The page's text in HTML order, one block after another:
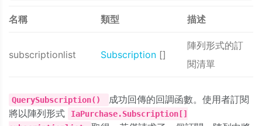
名稱 類型 描述
subscriptionlist Subscription []
陣列形式的訂
閱清單
QuerySubscription()
成功回傳的回調函數。使用者訂閱
將以陣列形式
IaPurchase.Subscription[]